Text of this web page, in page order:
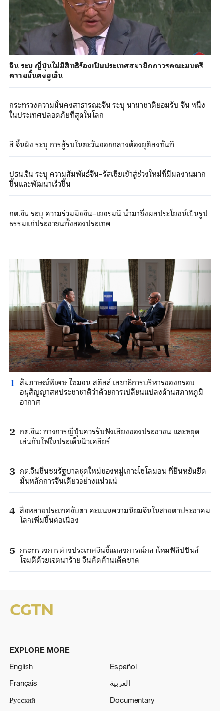
จีน ระบุ ญี่ปุ่นไม่มีสิทธิร้องเป็นประเทศสมาชิกถาวรคณะมนตรี
ความมั่นคงยูเอ็น
กระทรวงความมั่นคงสาธารณะจีน ระบุ นานาชาติยอมรับ จีน หนึ่ง
ในประเทศปลอดภัยที่สุดในโลก
สี จิ้นผิง ระบุ การสู้รบในตะวันออกกลางต้องยุติลงทันที
ปธน.จีน ระบุ ความสัมพันธ์จีน–รัสเซียเข้าสู่ช่วงใหม่ที่มีผลงานมาก
ขึ้นและพัฒนาเร็วขึ้น
กต.จีน ระบุ ความร่วมมือจีน–เยอรมนี นำมาซึ่งผลประโยชน์เป็นรูป
ธรรมแก่ประชาชนทั้งสองประเทศ
1 สัมภาษณ์พิเศษ ไซมอน สตีลล์ เลขาธิการบริหารของกรอบ
อนุสัญญาสหประชาชาติว่าด้วยการเปลี่ยนแปลงด้านสภาพภูมิ
อากาศ
2 กต.จีน: ทางการญี่ปุ่นควรรับฟังเสียงของประชาชน และหยุด
เล่นกับไฟในประเด็นนิวเคลียร์
3 กต.จีนชื่นชมรัฐบาลชุดใหม่ของหมู่เกาะโซโลมอน ที่ยืนหยันยึด
มั่นหลักการจีนเดียวอย่างแน่วแน่
4 สื่อหลายประเทศจับตา คะแนนความนิยมจีนในสายตาประชาคม
โลกเพิ่มขึ้นต่อเนื่อง
5 กระทรวงการต่างประเทศจีนชี้แถลงการณ์กลาโหมฟิลิปปินส์
โจมตีด้วยเจตนาร้าย จีนคัดค้านเด็ดขาด
EXPLORE MORE
English
Español
Français
العربية
Русский
Documentary